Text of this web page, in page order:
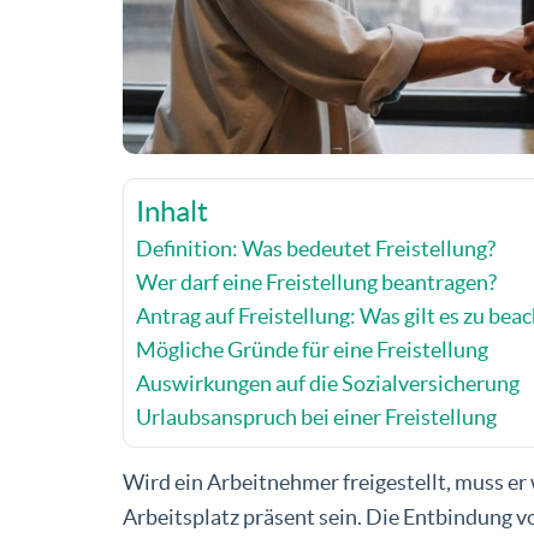
Inhalt
Definition: Was bedeutet Freistellung?
Wer darf eine Freistellung beantragen?
Antrag auf Freistellung: Was gilt es zu
Mögliche Gründe für eine Freistellung
Auswirkungen auf die Sozialversicherung
Urlaubsanspruch bei einer Freistellung
Wird ein Arbeitnehmer freigestellt, muss
Arbeitsplatz präsent sein. Die Entbindung